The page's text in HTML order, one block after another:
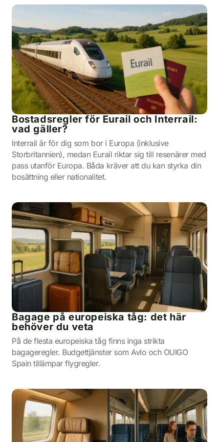
Bostadsregler för Eurail och Interrail:
vad gäller?
Interrail är för dig som bor i Europa (inklusive
Storbritannien), medan Eurail riktar sig till resenärer med
pass utanför Europa. Båda kräver att du kan styrka din
bosättning eller nationalitet.
Bagage på europeiska tåg: det här
behöver du veta
På de flesta europeiska tåg finns inga strikta
bagageregler. Budgettjänster som Avlo och OUIGO
Spain tillämpar flygregler.